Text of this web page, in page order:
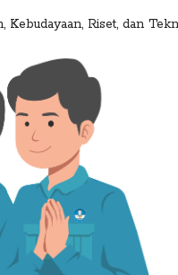
Kebudayaan, Riset, dan